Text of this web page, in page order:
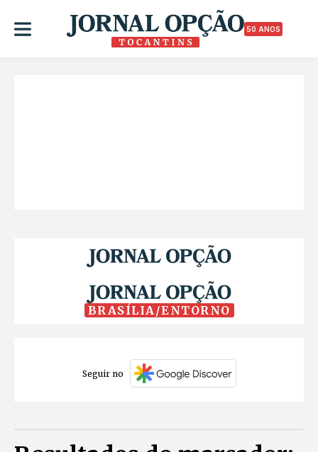
50 ANOS
BRASÍLIA/ENTORNO
Seguir no